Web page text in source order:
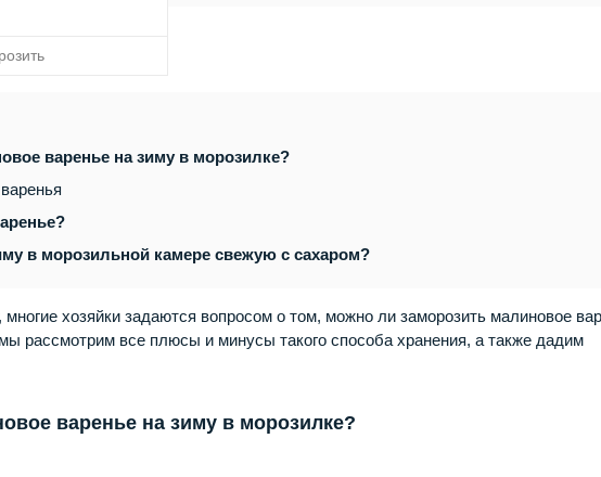
варенье на зиму в морозилке?
в морозильной камере свежую с сахаром?
многие хозяйки задаются вопросом о том, можно ли заморозить малиновое
рассмотрим все плюсы и минусы такого способа хранения, а также дадим
варенье на зиму в морозилке?